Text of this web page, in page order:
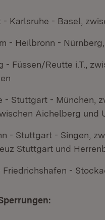
- Karlsruhe - Basel,
- Heilbronn -
- Füssen/Reutte i.T.,
- Stuttgart - München,
Aichelberg und
- Stuttgart - Singen,
Stuttgart und
Friedrichshafen -